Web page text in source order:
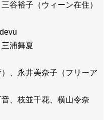
谷裕子（ウィーン在住）
浦舞夏
、永井美奈子（フリーア
、枝並千花、横山令奈